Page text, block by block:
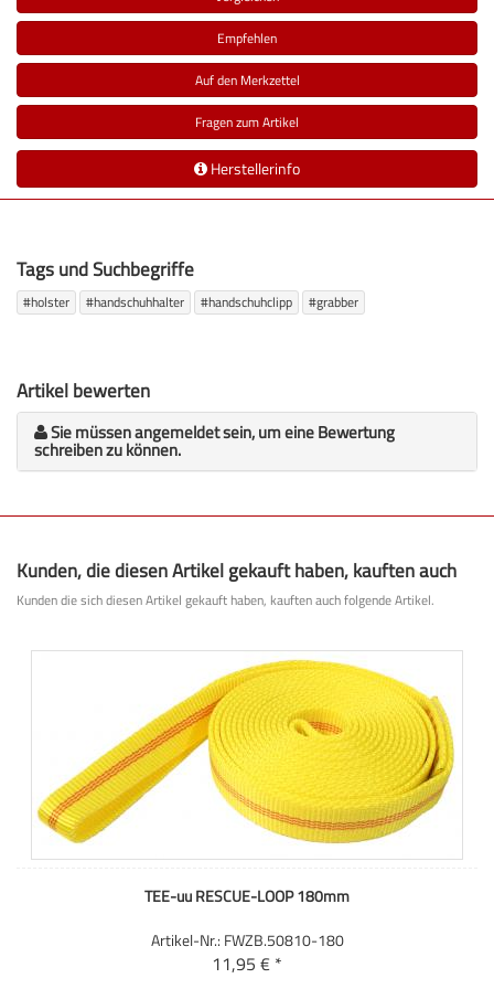
Empfehlen
Auf den Merkzettel
Fragen zum Artikel
Herstellerinfo
Tags und Suchbegriffe
#holster #handschuhhalter #handschuhclipp #grabber
Artikel bewerten
Sie müssen angemeldet sein, um eine Bewertung
schreiben zu können.
Kunden, die diesen Artikel gekauft haben, kauften auch
Kunden die sich diesen Artikel gekauft haben, kauften auch folgende Artikel.
TEE-uu RESCUE-LOOP 180mm
Artikel-Nr.: FWZB.50810-180
11,95 € *